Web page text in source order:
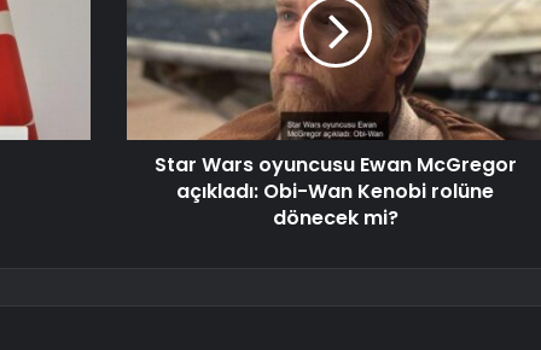
Star Wars oyuncusu Ewan McGregor
açıkladı: Obi-Wan Kenobi rolüne
dönecek mi?